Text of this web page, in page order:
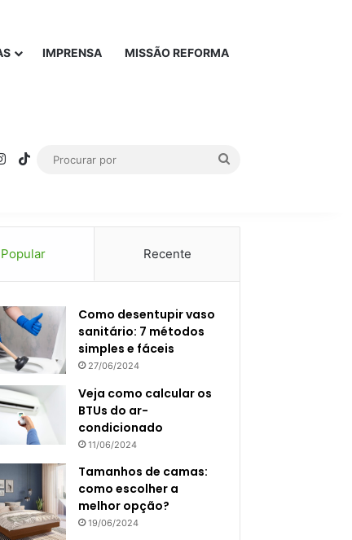
IMPRENSA MISSÃO REFORMA
Instagram
TikTok
Popular Recente
Como desentupir vaso
sanitário: 7 métodos
simples e fáceis
27/06/2024
Veja como calcular os
BTUs do ar-
condicionado
11/06/2024
Tamanhos de camas:
como escolher a
melhor opção?
19/06/2024